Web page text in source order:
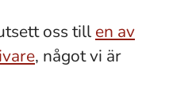
oss till en av
, något vi är